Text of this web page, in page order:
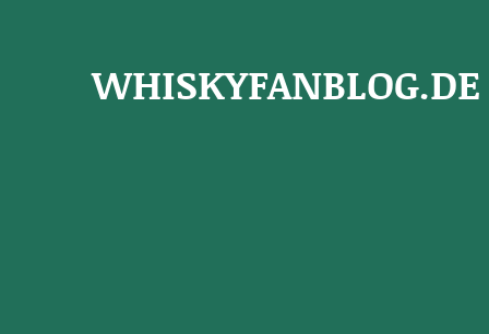
WHISKYFANBLOG.DE